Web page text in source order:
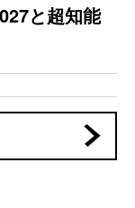
と超知能